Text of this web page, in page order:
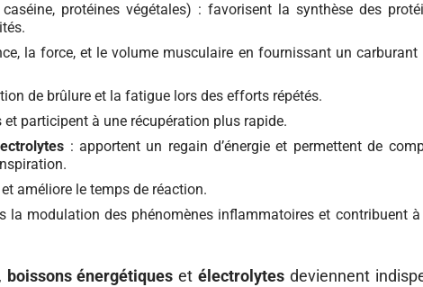
caséine, protéines végétales) : favorisent la synthèse des
la force, et le volume musculaire en fournissant un carburant
de brûlure et la fatigue lors des efforts répétés.
et participent à une récupération plus rapide.
: apportent un regain d’énergie et permettent de
améliore le temps de réaction.
la modulation des phénomènes inflammatoires et contribuent à
boissons énergétiques etélectrolytes deviennent